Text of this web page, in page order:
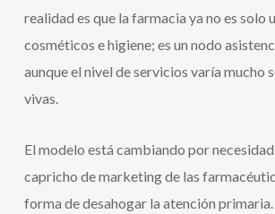
realidad es que la farmacia ya no es solo
cosméticos e higiene; es un nodo
aunque el nivel de servicios varía mucho
vivas.
El modelo está cambiando por
capricho de marketing de las
forma de desahogar la atención